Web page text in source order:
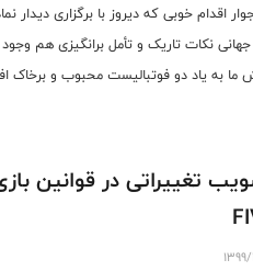
اقدام خوبی که دیروز با برگزاری
نکات تاریک و تأمل برانگیزی هم
ما به یاد دو فوتبالیست محبوب و برخاک
تغییراتی در قوانین